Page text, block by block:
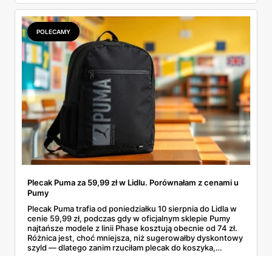
pojawi się w gazetkach w przyszłym tygodniu i czy jest
sens kupować jesień, zanim skończą się wakacje.
POLECAMY
Plecak Puma za 59,99 zł w Lidlu. Porównałam z cenami u
Pumy
Plecak Puma trafia od poniedziałku 10 sierpnia do Lidla w
cenie 59,99 zł, podczas gdy w oficjalnym sklepie Pumy
najtańsze modele z linii Phase kosztują obecnie od 74 zł.
Różnica jest, choć mniejsza, niż sugerowałby dyskontowy
szyld — dlatego zanim rzuciłam plecak do koszyka,